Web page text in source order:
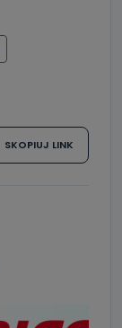
SKOPIUJ LINK